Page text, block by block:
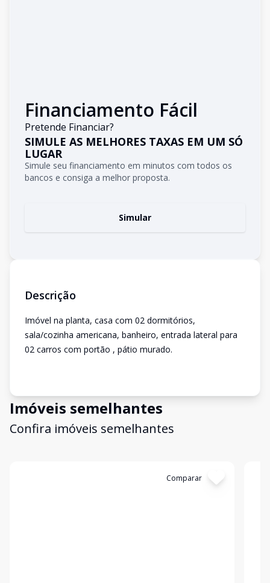
Financiamento Fácil
Pretende Financiar?
SIMULE AS MELHORES TAXAS EM UM SÓ
LUGAR
Simule seu financiamento em minutos com todos os
bancos e consiga a melhor proposta.
Simular
Descrição
Imóvel na planta, casa com 02 dormitórios,
sala/cozinha americana, banheiro, entrada lateral para
02 carros com portão , pátio murado.
Imóveis semelhantes
Confira imóveis semelhantes
Comparar